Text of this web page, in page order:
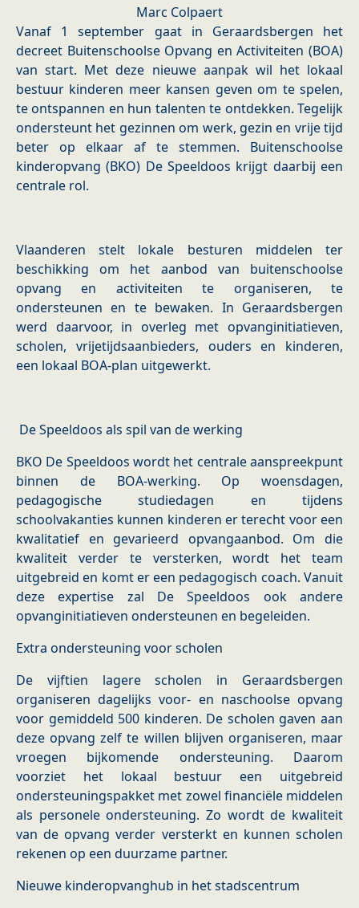
Marc Colpaert
Vanaf 1 september gaat in Geraardsbergen het
decreet Buitenschoolse Opvang en Activiteiten (BOA)
van start. Met deze nieuwe aanpak wil het lokaal
bestuur kinderen meer kansen geven om te spelen,
te ontspannen en hun talenten te ontdekken. Tegelijk
ondersteunt het gezinnen om werk, gezin en vrije tijd
beter op elkaar af te stemmen. Buitenschoolse
kinderopvang (BKO) De Speeldoos krijgt daarbij een
centrale rol.
Vlaanderen stelt lokale besturen middelen ter
beschikking om het aanbod van buitenschoolse
opvang en activiteiten te organiseren, te
ondersteunen en te bewaken. In Geraardsbergen
werd daarvoor, in overleg met opvanginitiatieven,
scholen, vrijetijdsaanbieders, ouders en kinderen,
een lokaal BOA-plan uitgewerkt.
De Speeldoos als spil van de werking
BKO De Speeldoos wordt het centrale aanspreekpunt
binnen de BOA-werking. Op woensdagen,
pedagogische studiedagen en tijdens
schoolvakanties kunnen kinderen er terecht voor een
kwalitatief en gevarieerd opvangaanbod. Om die
kwaliteit verder te versterken, wordt het team
uitgebreid en komt er een pedagogisch coach. Vanuit
deze expertise zal De Speeldoos ook andere
opvanginitiatieven ondersteunen en begeleiden.
Extra ondersteuning voor scholen
De vijftien lagere scholen in Geraardsbergen
organiseren dagelijks voor- en naschoolse opvang
voor gemiddeld 500 kinderen. De scholen gaven aan
deze opvang zelf te willen blijven organiseren, maar
vroegen bijkomende ondersteuning. Daarom
voorziet het lokaal bestuur een uitgebreid
ondersteuningspakket met zowel financiële middelen
als personele ondersteuning. Zo wordt de kwaliteit
van de opvang verder versterkt en kunnen scholen
rekenen op een duurzame partner.
Nieuwe kinderopvanghub in het stadscentrum